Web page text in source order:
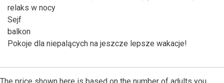
relaks w nocy
Sejf
balkon
Pokoje dla niepalących na jeszcze lepsze wakacje!